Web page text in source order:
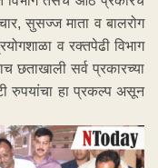
सुसज्ज माता व बालरोग
व रक्तपेढी विभाग
छताखाली सर्व प्रकारच्या
रुपयांचा हा प्रकल्प असून